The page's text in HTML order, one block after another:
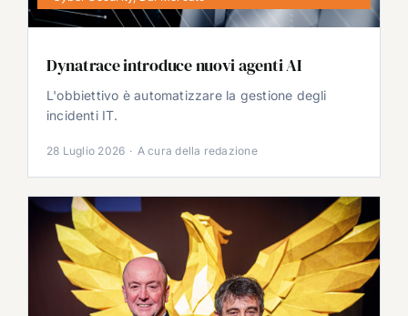
Dynatrace introduce nuovi agenti AI
L'obbiettivo è automatizzare la gestione degli
incidenti IT.
28 Luglio 2026 · A cura della redazione